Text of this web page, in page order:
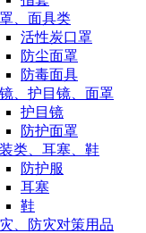
、面具类
活性炭口罩
防尘面罩
防毒面具
、护目镜、面罩
护目镜
防护面罩
类、耳塞、鞋
防护服
耳塞
鞋
、防灾对策用品